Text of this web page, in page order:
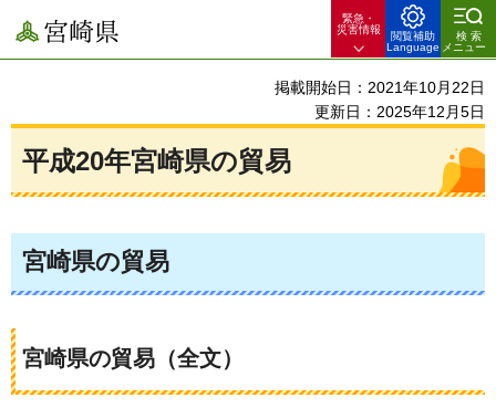
宮崎県
緊急・
災害情報
閲覧補助
Language
検索
メニュー
掲載開始日：2021年10月22日
更新日：2025年12月5日
平成20年宮崎県の貿易
宮崎県の貿易
宮崎県の貿易（全文）